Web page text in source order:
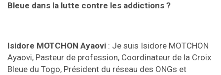
Bleue dans la lutte contre les addictions ?
Isidore MOTCHON Ayaovi : Je suis Isidore MOTCHON
Ayaovi, Pasteur de profession, Coordinateur de la Croix
Bleue du Togo, Président du réseau des ONGs et